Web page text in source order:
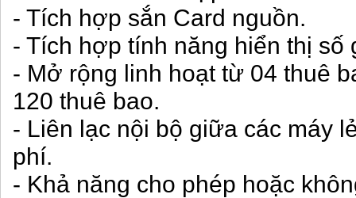
- Tích hợp sắn Card nguồn.
- Tích hợp tính năng hiển thị số
- Mở rộng linh hoạt từ 04 thuê
120 thuê bao.
- Liên lạc nội bộ giữa các máy
phí.
- Khả năng cho phép hoặc